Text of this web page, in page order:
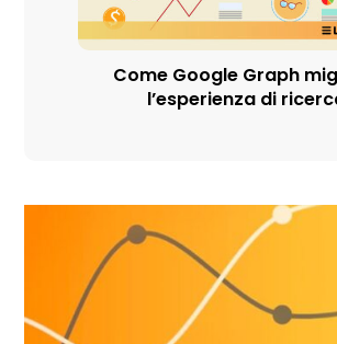
Come Google Graph
l’esperienza di